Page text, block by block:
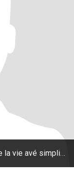
A 60 ans je profite pleinement de la vie avé simplicité et bonne humeur.Je suis un homme sincère attentionné et fidèle, qui apprécie les plaisirs du quotidien: les sorties ,les bons repas , les voyages ,les moments en famille et les éclats de rire.J